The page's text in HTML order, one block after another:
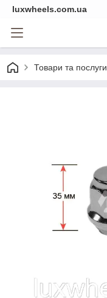
luxwheels.com.ua
Товари та послуги